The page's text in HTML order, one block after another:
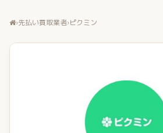
›先払い買取業者›ピクミン